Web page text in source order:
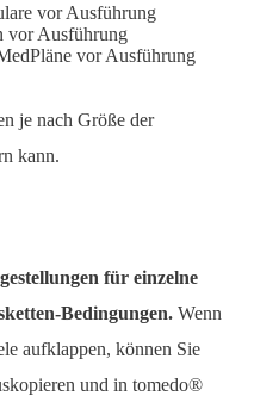
vor Ausführung
vor Ausführung
vor Ausführung
je nach Größe der
kann.
für einzelne
Bedingungen. Wenn
aufklappen, können Sie
und in tomedo®